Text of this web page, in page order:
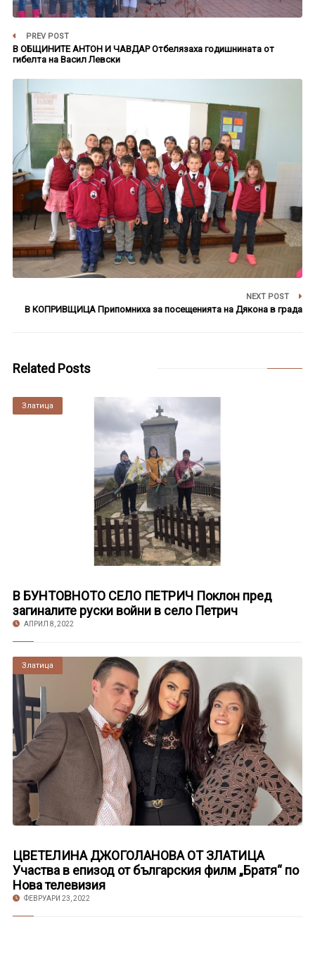
PREV POST
В ОБЩИНИТЕ АНТОН И ЧАВДАР Отбелязаха годишнината от
гибелта на Васил Левски
NEXT POST
В КОПРИВЩИЦА Припомниха за посещенията на Дякона в града
Related Posts
Златица
В БУНТОВНОТО СЕЛО ПЕТРИЧ Поклон пред
загиналите руски войни в село Петрич
АПРИЛ 8, 2022
Златица
ЦВЕТЕЛИНА ДЖОГОЛАНОВА ОТ ЗЛАТИЦА
Участва в епизод от българския филм „Братя“ по
Нова телевизия
ФЕВРУАРИ 23, 2022